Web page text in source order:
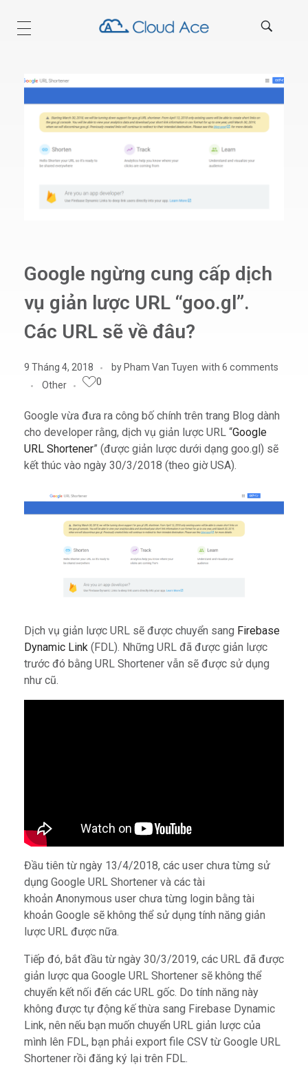
Google ngừng cung cấp dịch
vụ giản lược URL “goo.gl”.
Các URL sẽ về đâu?
9 Tháng 4, 2018 by Pham Van Tuyen with 6 comments
Other
0
Google vừa đưa ra công bố chính trên trang Blog dành
cho developer rằng, dịch vụ giản lược URL “Google
URL Shortener” (được giản lược dưới dạng goo.gl) sẽ
kết thúc vào ngày 30/3/2018 (theo giờ USA).
Dịch vụ giản lược URL sẽ được chuyển sang Firebase
Dynamic Link (FDL). Những URL đã được giản lược
trước đó bằng URL Shortener vẫn sẽ được sử dụng
như cũ.
Đầu tiên từ ngày 13/4/2018, các user chưa từng sử
dụng Google URL Shortener và các tài
khoản Anonymous user chưa từng login bằng tài
khoản Google sẽ không thể sử dụng tính năng giản
lược URL được nữa.
Tiếp đó, bắt đầu từ ngày 30/3/2019, các URL đã được
giản lược qua Google URL Shortener sẽ không thể
chuyển kết nối đến các URL gốc. Do tính năng này
không được tự động kế thừa sang Firebase Dynamic
Link, nên nếu bạn muốn chuyển URL giản lược của
mình lên FDL, bạn phải export file CSV từ Google URL
Shortener rồi đăng ký lại trên FDL.